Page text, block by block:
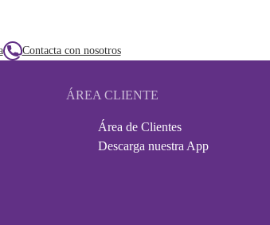
Contacta con nosotros
ÁREA CLIENTE
Área de Clientes
Descarga nuestra App